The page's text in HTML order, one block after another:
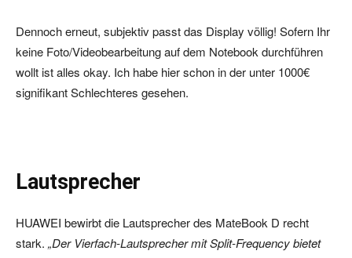
Dennoch erneut, subjektiv passt das Display völlig! Sofern Ihr
keine Foto/Videobearbeitung auf dem Notebook durchführen
wollt ist alles okay. Ich habe hier schon in der unter 1000€
signifikant Schlechteres gesehen.
Lautsprecher
HUAWEI bewirbt die Lautsprecher des MateBook D recht
stark. „Der Vierfach-Lautsprecher mit Split-Frequency bietet